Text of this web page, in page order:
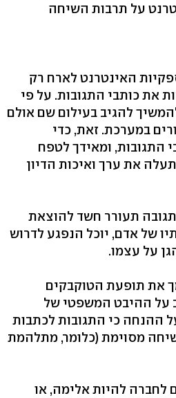
על תרבות השיחה
האינטרנט לארח רק
את כותבי התגובות. על פי
להגיב בעילום שם אולם
במערכת. זאת, כדי
התגובות, ומאידך לטפח
את ערך ואיכות הדיון
תעורר חשד להוצאת
של אדם, יוכל הנפגע לדרוש
על עצמו.
את תופעת הטוקבקים
על ההיבט המשפטי של
ההנחה כי התגובות לכתבות
מסוימת (כלומר, מתלהמת
לחברה להיות אלימה, או